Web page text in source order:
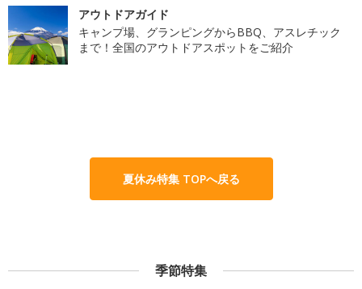
アウトドアガイド
キャンプ場、グランピングからBBQ、アスレチック
まで！全国のアウトドアスポットをご紹介
夏休み特集 TOPへ戻る
季節特集